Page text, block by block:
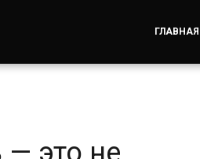
ГЛАВНАЯ